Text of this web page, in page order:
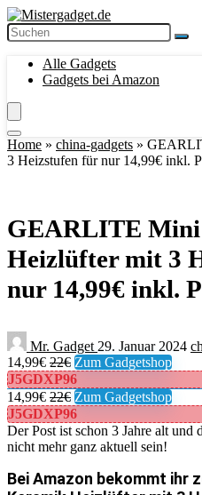
Alle Gadgets
Gadgets bei Amazon
Home » china-gadgets »
3 Heizstufen für nur 14,99€ inkl.
GEARLITE
Heizlüfter mit 3
nur 14,99€ inkl.
Mr. Gadget 29. Januar 2024
14,99€ 22€ Zum Gadgetshop
J5GDXP96
14,99€ 22€ Zum Gadgetshop
J5GDXP96
Der Post ist schon 3 Jahre alt und
nicht mehr ganz aktuell sein!
Bei Amazon bekommt ihr